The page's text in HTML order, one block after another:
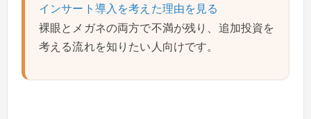
インサート導入を考えた理由を見る
裸眼とメガネの両方で不満が残り、追加投資を
考える流れを知りたい人向けです。